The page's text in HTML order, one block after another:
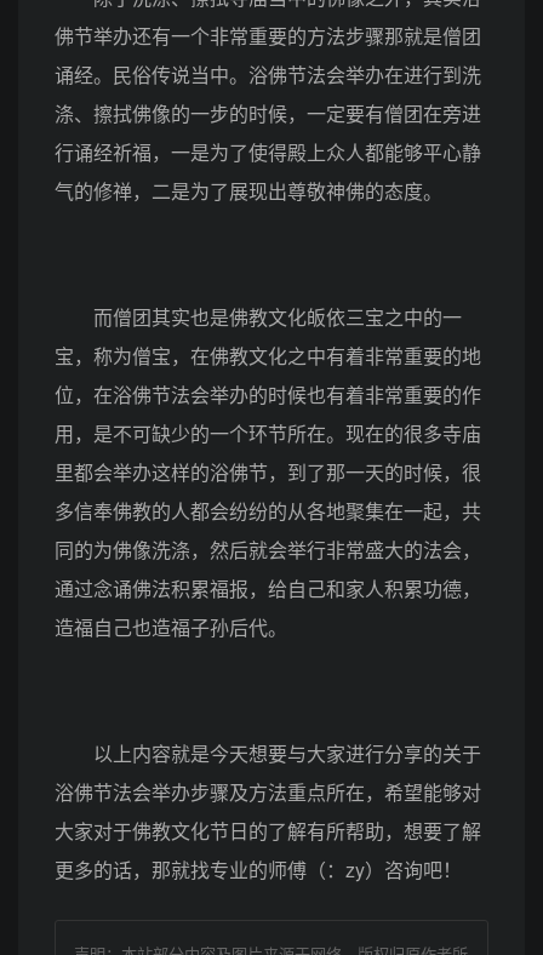
佛节举办还有一个非常重要的方法步骤那就是僧团
诵经。民俗传说当中。浴佛节法会举办在进行到洗
涤、擦拭佛像的一步的时候，一定要有僧团在旁进
行诵经祈福，一是为了使得殿上众人都能够平心静
气的修禅，二是为了展现出尊敬神佛的态度。
而僧团其实也是佛教文化皈依三宝之中的一
宝，称为僧宝，在佛教文化之中有着非常重要的地
位，在浴佛节法会举办的时候也有着非常重要的作
用，是不可缺少的一个环节所在。现在的很多寺庙
里都会举办这样的浴佛节，到了那一天的时候，很
多信奉佛教的人都会纷纷的从各地聚集在一起，共
同的为佛像洗涤，然后就会举行非常盛大的法会，
通过念诵佛法积累福报，给自己和家人积累功德，
造福自己也造福子孙后代。
以上内容就是今天想要与大家进行分享的关于
浴佛节法会举办步骤及方法重点所在，希望能够对
大家对于佛教文化节日的了解有所帮助，想要了解
更多的话，那就找专业的师傅（：zy）咨询吧！